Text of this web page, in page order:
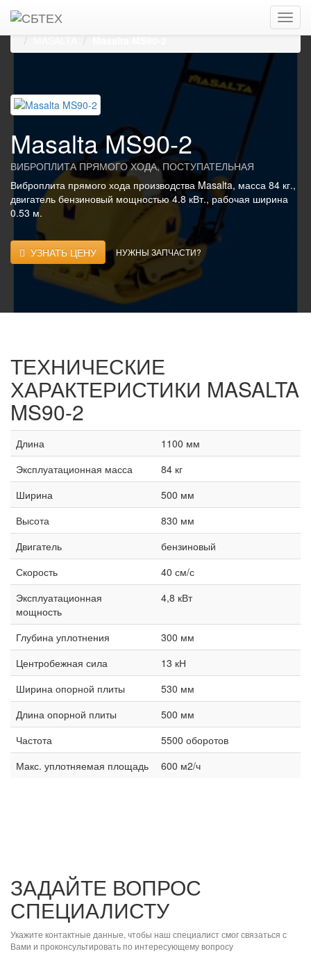
Главная
Виброплиты прямого хода, поступательные
Masalta MS90-2
ВИБРОПЛИТА ПРЯМОГО ХОДА, ПОСТУПАТЕЛЬНАЯ
Виброплита прямого хода производства Masalta, масса 84 кг.,
двигатель бензиновый мощностью 4.8 кВт., рабочая ширина
0.53 м.
УЗНАТЬ ЦЕНУ НУЖНЫ ЗАПЧАСТИ?
ТЕХНИЧЕСКИЕ
ХАРАКТЕРИСТИКИ MASALTA
MS90-2
Длина
1100 мм
Эксплуатационная масса
84 кг
Ширина
500 мм
Высота
830 мм
Двигатель
бензиновый
Скорость
40 см/с
Эксплуатационная
мощность
4,8 кВт
Глубина уплотнения
300 мм
Центробежная сила
13 кН
Ширина опорной плиты
530 мм
Длина опорной плиты
500 мм
Частота
5500 оборотов
Макс. уплотняемая площадь
600 м2/ч
ЗАДАЙТЕ ВОПРОС
СПЕЦИАЛИСТУ
Укажите контактные данные, чтобы наш специалист смог связаться с
Вами и проконсультировать по интересующему вопросу